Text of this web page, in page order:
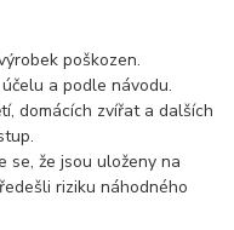
poškozen.
a podle návodu.
domácích zvířat a dalších
se, že jsou uloženy na
riziku náhodného